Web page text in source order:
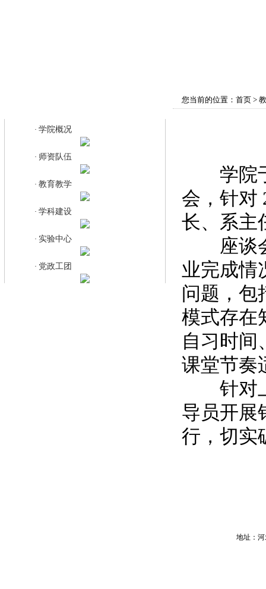
· 学院概况
· 师资队伍
· 教育教学
· 学科建设
· 实验中心
· 党政工团
您当前的位置： 首页 >
学院于
会，针对
长、系主
座谈会
业完成情
问题，包
模式存在
自习时间
课堂节奏
针对上
导员开展
行，切实
地址：河